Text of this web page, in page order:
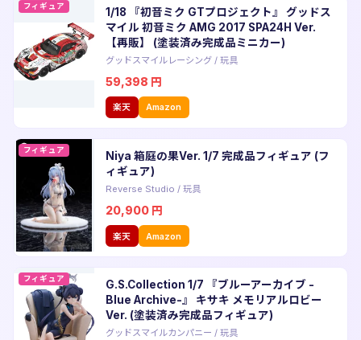
フィギュア
1/18 『初音ミク GTプロジェクト』 グッドス
マイル 初音ミク AMG 2017 SPA24H Ver.
【再販】 (塗装済み完成品ミニカー)
グッドスマイルレーシング/ 玩具
59,398 円
楽天 Amazon
フィギュア
Niya 箱庭の果Ver. 1/7 完成品フィギュア (フ
ィギュア)
Reverse Studio / 玩具
20,900 円
楽天 Amazon
フィギュア
G.S.Collection 1/7 『ブルーアーカイブ -
Blue Archive-』 キサキ メモリアルロビー
Ver. (塗装済み完成品フィギュア)
グッドスマイルカンパニー / 玩具